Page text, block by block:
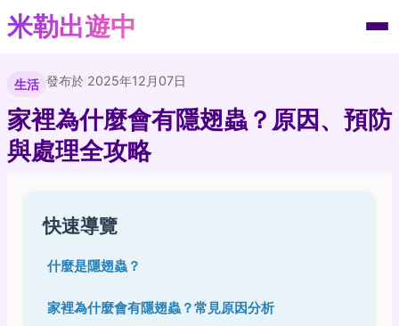
米勒出遊中
生活 發布於 2025年12月07日
家裡為什麼會有隱翅蟲？原因、預防
與處理全攻略
快速導覽
什麼是隱翅蟲？
家裡為什麼會有隱翅蟲？常見原因分析